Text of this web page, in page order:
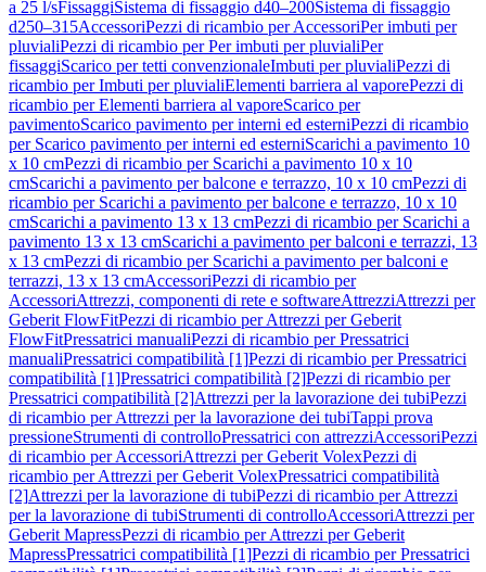
a 25 l/sFissaggiSistema di fissaggio d40–200Sistema di fissaggio
d250–315AccessoriPezzi di ricambio per AccessoriPer imbuti per
pluvialiPezzi di ricambio per Per imbuti per pluvialiPer
fissaggiScarico per tetti convenzionaleImbuti per pluvialiPezzi di
ricambio per Imbuti per pluvialiElementi barriera al vaporePezzi di
ricambio per Elementi barriera al vaporeScarico per
pavimentoScarico pavimento per interni ed esterniPezzi di ricambio
per Scarico pavimento per interni ed esterniScarichi a pavimento 10
x 10 cmPezzi di ricambio per Scarichi a pavimento 10 x 10
cmScarichi a pavimento per balcone e terrazzo, 10 x 10 cmPezzi di
ricambio per Scarichi a pavimento per balcone e terrazzo, 10 x 10
cmScarichi a pavimento 13 x 13 cmPezzi di ricambio per Scarichi a
pavimento 13 x 13 cmScarichi a pavimento per balconi e terrazzi, 13
x 13 cmPezzi di ricambio per Scarichi a pavimento per balconi e
terrazzi, 13 x 13 cmAccessoriPezzi di ricambio per
AccessoriAttrezzi, componenti di rete e softwareAttrezziAttrezzi per
Geberit FlowFitPezzi di ricambio per Attrezzi per Geberit
FlowFitPressatrici manualiPezzi di ricambio per Pressatrici
manualiPressatrici compatibilità [1]Pezzi di ricambio per Pressatrici
compatibilità [1]Pressatrici compatibilità [2]Pezzi di ricambio per
Pressatrici compatibilità [2]Attrezzi per la lavorazione dei tubiPezzi
di ricambio per Attrezzi per la lavorazione dei tubiTappi prova
pressioneStrumenti di controlloPressatrici con attrezziAccessoriPezzi
di ricambio per AccessoriAttrezzi per Geberit VolexPezzi di
ricambio per Attrezzi per Geberit VolexPressatrici compatibilità
[2]Attrezzi per la lavorazione di tubiPezzi di ricambio per Attrezzi
per la lavorazione di tubiStrumenti di controlloAccessoriAttrezzi per
Geberit MapressPezzi di ricambio per Attrezzi per Geberit
MapressPressatrici compatibilità [1]Pezzi di ricambio per Pressatrici